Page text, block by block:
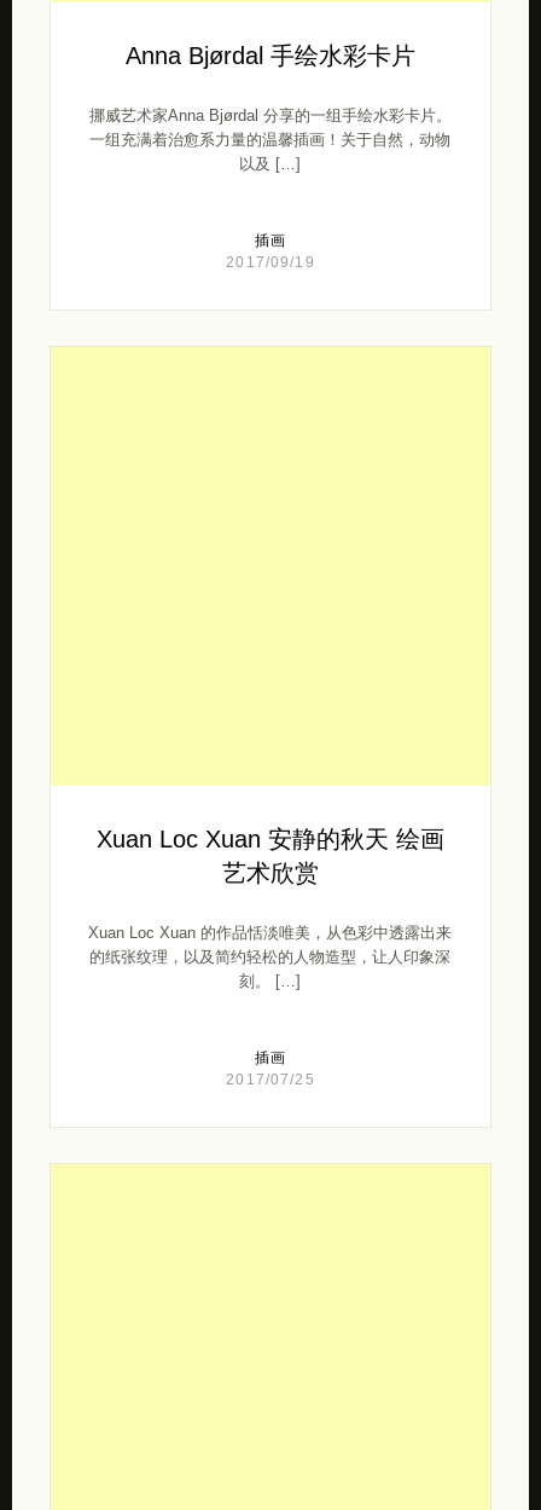
Anna Bjørdal 手绘水彩卡片
挪威艺术家Anna Bjørdal 分享的一组手绘水彩卡片。
一组充满着治愈系力量的温馨插画！关于自然，动物
以及 […]
插画
2017/09/19
Xuan Loc Xuan 安静的秋天 绘画
艺术欣赏
Xuan Loc Xuan 的作品恬淡唯美，从色彩中透露出来
的纸张纹理，以及简约轻松的人物造型，让人印象深
刻。 […]
插画
2017/07/25